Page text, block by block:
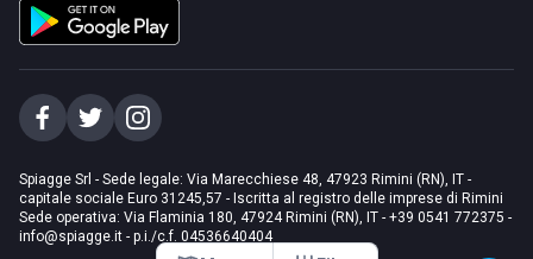
Spiagge Srl - Sede legale: Via Marecchiese 48, 47923 Rimini (RN), IT -
capitale sociale Euro 31245,57 - Iscritta al registro delle imprese di Rimini
Sede operativa: Via Flaminia 180, 47924 Rimini (RN), IT - +39 0541 772375 -
info@spiagge.it - p.i./c.f. 04536640404